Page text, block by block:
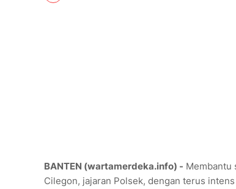
BANTEN (wartamerdeka.info) - Membantu
Cilegon, jajaran Polsek, dengan terus